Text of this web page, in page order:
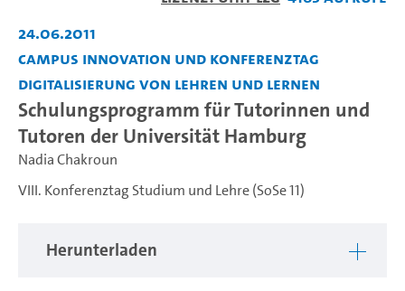
24.06.2011
Campus Innovation und Konferenztag
Digitalisierung von Lehren und Lernen
Schulungsprogramm für Tutorinnen und
Tutoren der Universität Hamburg
Nadia Chakroun
VIII. Konferenztag Studium und Lehre (SoSe 11)
Herunterladen